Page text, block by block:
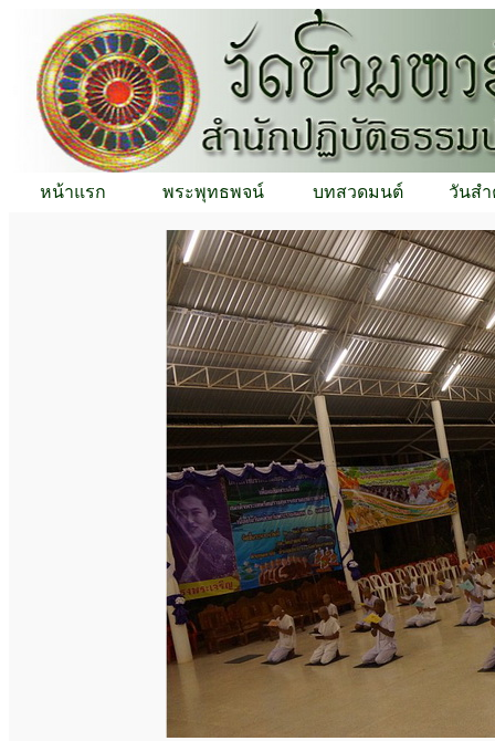
หน้าแรก พระพุทธพจน์ บทสวดมนต์ วันส